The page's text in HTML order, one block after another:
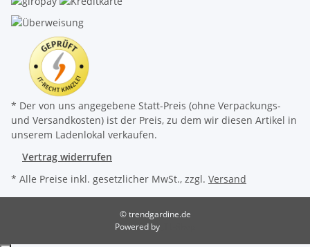
* Der von uns angegebene Statt-Preis (ohne Verpackungs-
und Versandkosten) ist der Preis, zu dem wir diesen Artikel in
unserem Ladenlokal verkaufen.
Vertrag widerrufen
* Alle Preise inkl. gesetzlicher MwSt., zzgl. Versand
© trendgardine.de
Powered by